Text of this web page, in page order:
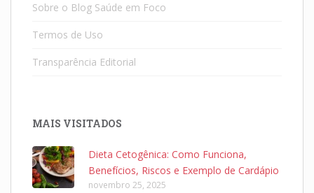
Sobre o Blog Saúde em Foco
Termos de Uso
Transparência Editorial
MAIS VISITADOS
Dieta Cetogênica: Como Funciona,
Benefícios, Riscos e Exemplo de Cardápio
novembro 25, 2025